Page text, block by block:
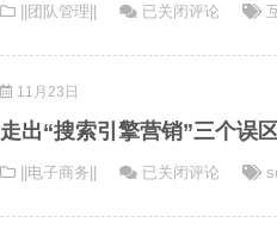
的
户
验
||团队管理||
腾
做
到
在
已关闭评论
11月23日
走出“搜索引擎营销”三个误
||电子商务||
走
已关闭评论